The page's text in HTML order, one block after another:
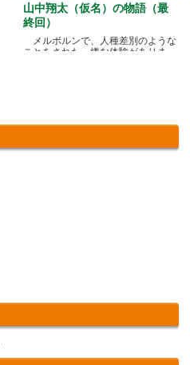
山中翔太（仮名）の物語（最
終回）
メルボルンで、人種差別のような
ことをされた、嫌な体験がありま